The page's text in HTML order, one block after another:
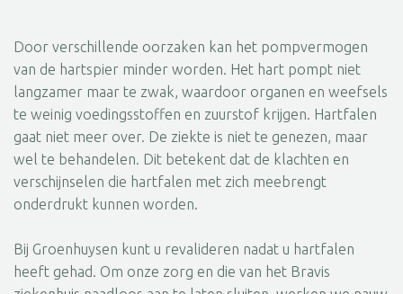
Door verschillende oorzaken kan het pompvermogen
van de hartspier minder worden. Het hart pompt niet
langzamer maar te zwak, waardoor organen en weefsels
te weinig voedingsstoffen en zuurstof krijgen. Hartfalen
gaat niet meer over. De ziekte is niet te genezen, maar
wel te behandelen. Dit betekent dat de klachten en
verschijnselen die hartfalen met zich meebrengt
onderdrukt kunnen worden.
Bij Groenhuysen kunt u revalideren nadat u hartfalen
heeft gehad. Om onze zorg en die van het Bravis